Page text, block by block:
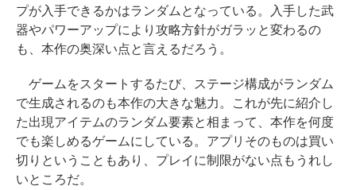
プが入手できるかはランダムとなっている。入手した武
器やパワーアップにより攻略方針がガラッと変わるの
も、本作の奥深い点と言えるだろう。
ゲームをスタートするたび、ステージ構成がランダム
で生成されるのも本作の大きな魅力。これが先に紹介し
た出現アイテムのランダム要素と相まって、本作を何度
でも楽しめるゲームにしている。アプリそのものは買い
切りということもあり、プレイに制限がない点もうれし
いところだ。